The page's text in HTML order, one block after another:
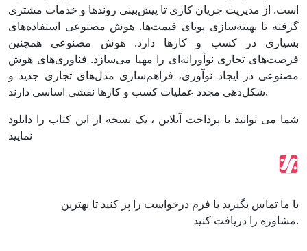
است. از مدیریت جریان کاری تا پیش‌بینی روندها و خدمات مشتری
گرفته تا بهینه‌سازی پویای قیمت‌ها. هوش مصنوعی استفاده‌های
بسیاری در کسب‌ و کارها دارد. هوش مصنوعی همچنین
فرصت‌های تجاری نوآورانه‌ای را مهیا می‌سازد. فناوری‌های هوش
مصنوعی در ایجاد نوآوری، فراهم‌سازی مدل‌های تجاری جدید و
شکل‌دهی مجدد عملیات کسب ‌و کارها نقشی اساسی دارند.
شما می توانید با پرداخت آنلاین ، یک نسخه از این کتاب را دانلود
نمایید
با ما تماس بگیرید یا فرم درخواست را پر کنید تا بهترین
مشاوره را دریافت کنید.